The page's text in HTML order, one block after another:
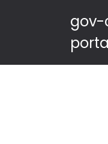
gov-